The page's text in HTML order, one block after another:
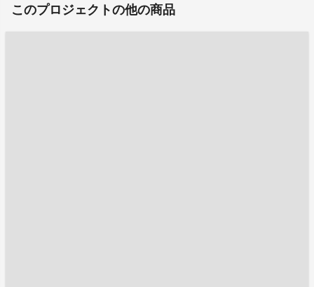
このプロジェクトの他の商品